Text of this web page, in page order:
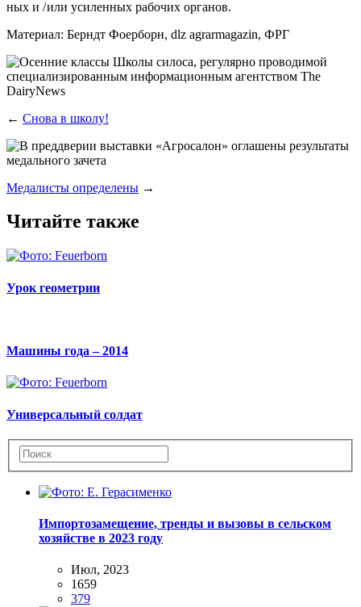
ных и / или уси­лен­ных рабо­чих органов.
Мате­ри­ал: Берндт Фоер­борн, dlz agrarmagazin, ФРГ
← Снова в школу!
Медалисты определены →
Читайте также
Урок геометрии
Машины года – 2014
Универсальный солдат
Импортозамещение, тренды и вызовы в сельском
хозяйстве в 2023 году
Июл, 2023
1659
379